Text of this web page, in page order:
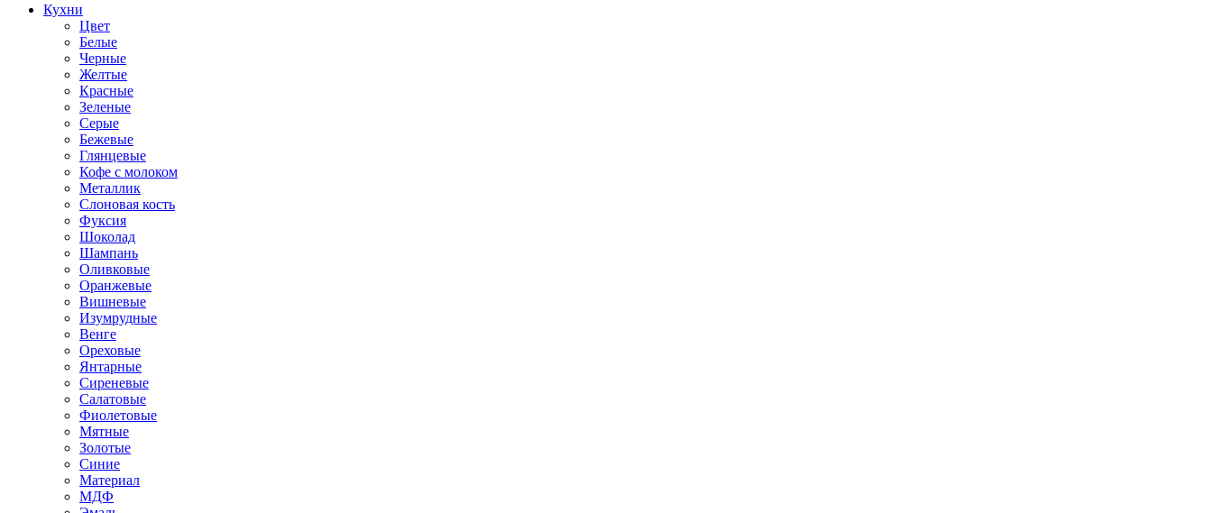
Кухни
Цвет
Белые
Черные
Желтые
Красные
Зеленые
Серые
Бежевые
Глянцевые
Кофе с молоком
Металлик
Слоновая кость
Фуксия
Шоколад
Шампань
Оливковые
Оранжевые
Вишневые
Изумрудные
Венге
Ореховые
Янтарные
Сиреневые
Салатовые
Фиолетовые
Мятные
Золотые
Синие
Материал
МДФ